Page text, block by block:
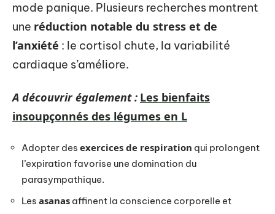
mode panique. Plusieurs recherches montrent
une réduction notable du stress et de
l’anxiété : le cortisol chute, la variabilité
cardiaque s’améliore.
A découvrir également : Les bienfaits
insoupçonnés des légumes en L
Adopter des exercices de respiration qui prolongent
l’expiration favorise une domination du
parasympathique.
Les asanas affinent la conscience corporelle et